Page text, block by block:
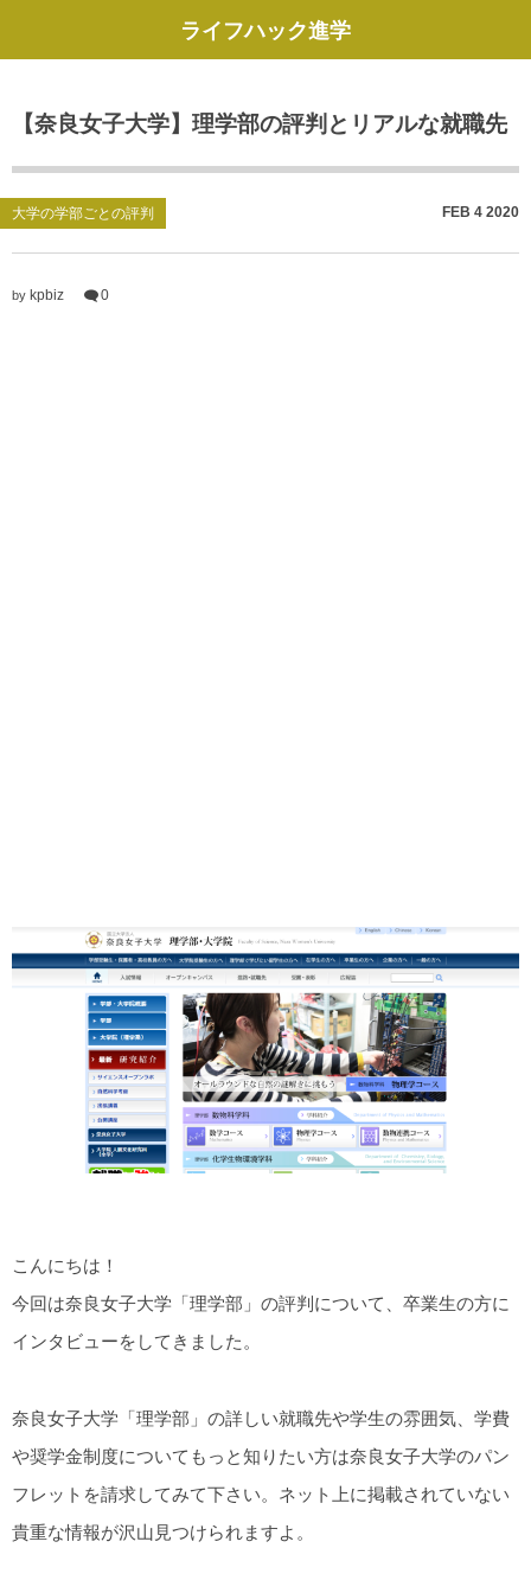
ライフハック進学
【奈良女子大学】理学部の評判とリアルな就職先
大学の学部ごとの評判 FEB 4 2020
by kpbiz 0
こんにちは！
今回は奈良女子大学「理学部」の評判について、卒業生の方に
インタビューをしてきました。
奈良女子大学「理学部」の詳しい就職先や学生の雰囲気、学費
や奨学金制度についてもっと知りたい方は奈良女子大学のパン
フレットを請求してみて下さい。ネット上に掲載されていない
貴重な情報が沢山見つけられますよ。